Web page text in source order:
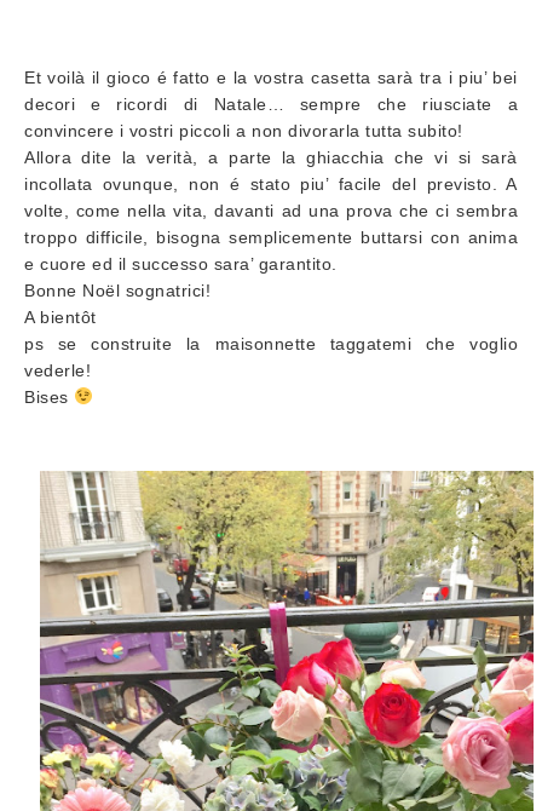
Et voilà il gioco é fatto e la vostra casetta sarà tra i piu’ bei
decori e ricordi di Natale… sempre che riusciate a
convincere i vostri piccoli a non divorarla tutta subito!
Allora dite la verità, a parte la ghiacchia che vi si sarà
incollata ovunque, non é stato piu’ facile del previsto. A
volte, come nella vita, davanti ad una prova che ci sembra
troppo difficile, bisogna semplicemente buttarsi con anima
e cuore ed il successo sara’ garantito.
Bonne Noël sognatrici!
A bientôt
ps se construite la maisonnette taggatemi che voglio
vederle!
Bises